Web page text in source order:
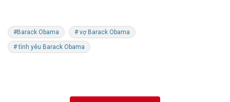
#Barack Obama # vợ Barack Obama
# tình yêu Barack Obama